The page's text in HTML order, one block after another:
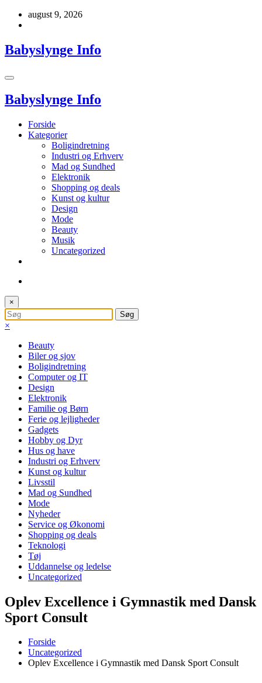
Videreaugust 9, 2026
Babyslynge Info
Babyslynge Info
Forside
Kategorier
Boligindretning
Industri og Erhverv
Mad og Sundhed
Elektronik
Shopping og deals
Kunst og kultur
Design
Mode
Beauty
Musik
Uncategorized
×
×
Beauty
Biler og sjov
Boligindretning
Computer og IT
Design
Elektronik
Familie og Børn
Ferie og lejligheder
Gadgets
Hobby og Dyr
Hus og have
Industri og Erhverv
Kunst og kultur
Livsstil
Mad og Sundhed
Mode
Nyheder
Service og Økonomi
Shopping og deals
Teknologi
Tøj
Uddannelse og ledelse
Uncategorized
Oplev Excellence i Gymnastik med Dansk
Sport Consult
Forside
Uncategorized
Oplev Excellence i Gymnastik med Dansk Sport Consult